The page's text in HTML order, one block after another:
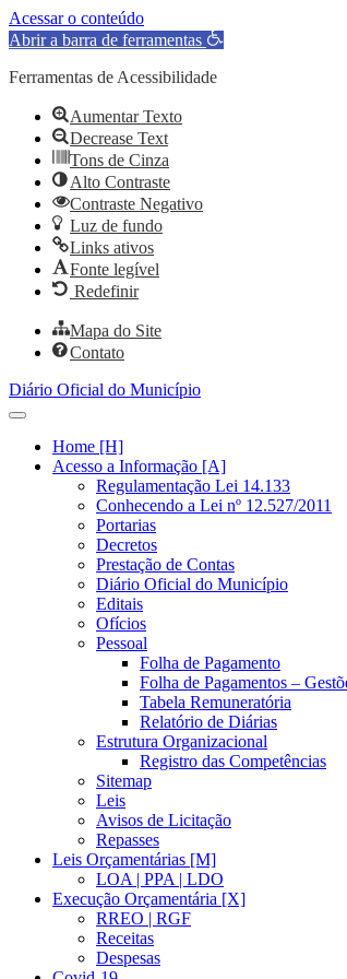
Acessar o conteúdo
Abrir a barra de ferramentas
Ferramentas de Acessibilidade
Aumentar Texto
Decrease Text
Tons de Cinza
Alto Contraste
Contraste Negativo
Luz de fundo
Links ativos
Fonte legível
Redefinir
Mapa do Site
Contato
Diário Oficial do Município
Home [H]
Acesso a Informação [A]
Regulamentação Lei 14.133
Conhecendo a Lei nº 12.527/2011
Portarias
Decretos
Prestação de Contas
Diário Oficial do Município
Editais
Ofícios
Pessoal
Folha de Pagamento
Folha de Pagamentos –
Tabela Remuneratória
Relatório de Diárias
Estrutura Organizacional
Registro das Competências
Sitemap
Leis
Avisos de Licitação
Repasses
Leis Orçamentárias [M]
LOA | PPA | LDO
Execução Orçamentária [X]
RREO | RGF
Receitas
Despesas